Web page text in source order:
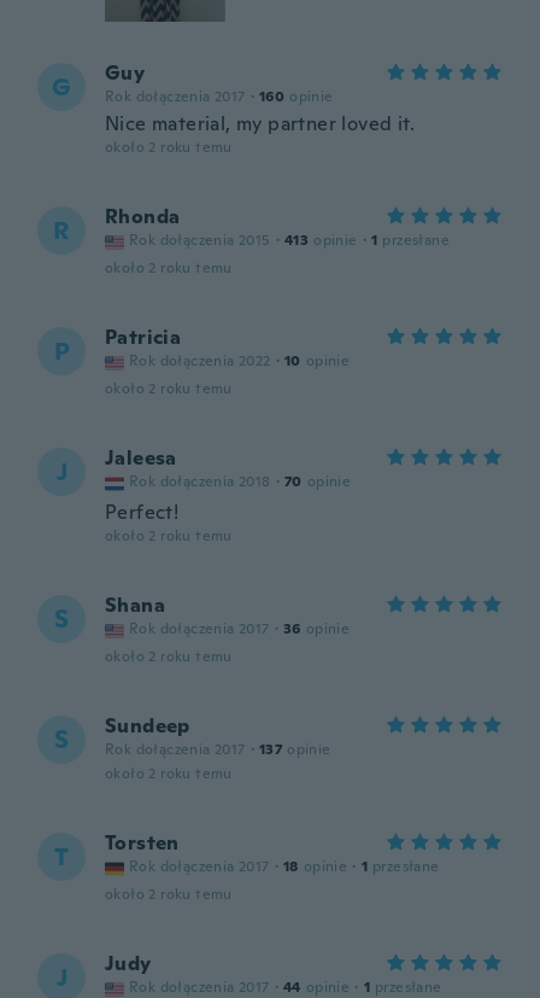
G Guy
Rok dołączenia 2017 · 160 opinie
Nice material, my partner loved it.
około 2 roku temu
R Rhonda
Rok dołączenia 2015 · 413 opinie · 1 przesłane
około 2 roku temu
P Patricia
Rok dołączenia 2022 · 10 opinie
około 2 roku temu
J Jaleesa
Rok dołączenia 2018 · 70 opinie
Perfect!
około 2 roku temu
S Shana
Rok dołączenia 2017 · 36 opinie
około 2 roku temu
S Sundeep
Rok dołączenia 2017 · 137 opinie
około 2 roku temu
T Torsten
Rok dołączenia 2017 · 18 opinie · 1 przesłane
około 2 roku temu
J Judy
Rok dołączenia 2017 · 44 opinie · 1 przesłane